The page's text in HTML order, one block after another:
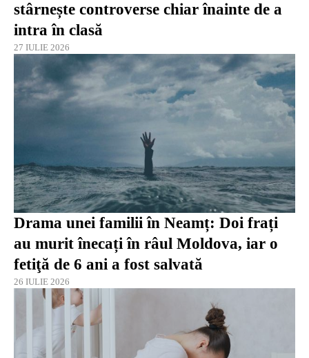
stârnește controverse chiar înainte de a
intra în clasă
27 IULIE 2026
Drama unei familii în Neamț: Doi frați
au murit înecați în râul Moldova, iar o
fetiţă de 6 ani a fost salvată
26 IULIE 2026